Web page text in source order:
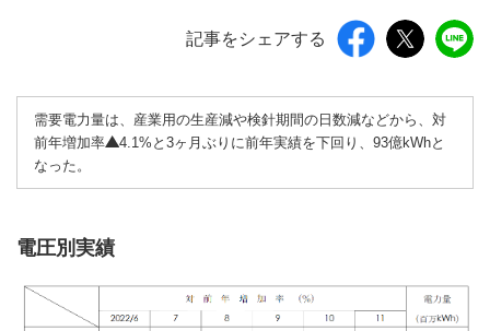
記事をシェアする
需要電力量は、産業用の生産減や検針期間の日数減などから、対
前年増加率
4.1%と3ヶ月ぶりに前年実績を下回り、93億kWhと
なった。
電圧別実績